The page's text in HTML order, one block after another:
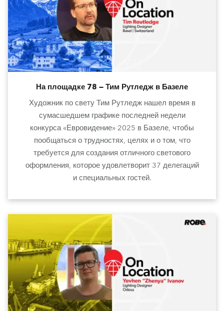
На площадке 78 — Тим Рутледж в Базеле
Художник по свету Тим Рутледж нашел время в
сумасшедшем графике последней недели
конкурса «Евровидение» 2025 в Базеле, чтобы
пообщаться о трудностях, целях и о том, что
требуется для создания отличного светового
оформления, которое удовлетворит 37 делегаций
и специальных гостей.